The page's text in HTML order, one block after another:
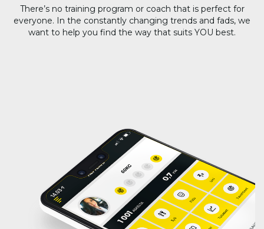
There’s no training program or coach that is perfect for
everyone. In the constantly changing trends and fads, we
want to help you find the way that suits YOU best.